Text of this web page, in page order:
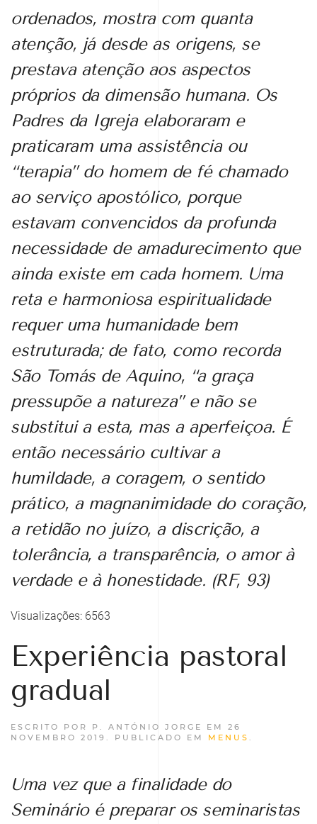
ordenados, mostra com quanta
atenção, já desde as origens, se
prestava atenção aos aspectos
próprios da dimensão humana. Os
Padres da Igreja elaboraram e
praticaram uma assistência ou
“terapia” do homem de fé chamado
ao serviço apostólico, porque
estavam convencidos da profunda
necessidade de amadurecimento que
ainda existe em cada homem. Uma
reta e harmoniosa espiritualidade
requer uma humanidade bem
estruturada; de fato, como recorda
São Tomás de Aquino, “a graça
pressupõe a natureza” e não se
substitui a esta, mas a aperfeiçoa. É
então necessário cultivar a
humildade, a coragem, o sentido
prático, a magnanimidade do coração,
a retidão no juízo, a discrição, a
tolerância, a transparência, o amor à
verdade e à honestidade. (RF, 93)
Visualizações: 6563
Experiência pastoral
gradual
ESCRITO POR P. ANTÓNIO JORGE EM 26
NOVEMBRO 2019 . PUBLICADO EM MENUS .
Uma vez que a finalidade do
Seminário é preparar os seminaristas